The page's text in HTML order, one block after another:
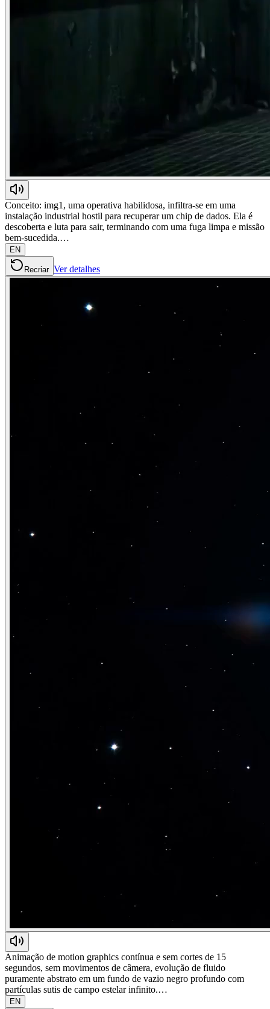
Conceito: img1, uma operativa habilidosa, infiltra-se em uma
instalação industrial hostil para recuperar um chip de dados. Ela é
descoberta e luta para sair, terminando com uma fuga limpa e missão
bem-sucedida.…
EN
Recriar Ver detalhes
Animação de motion graphics contínua e sem cortes de 15
segundos, sem movimentos de câmera, evolução de fluido
puramente abstrato em um fundo de vazio negro profundo com
partículas sutis de campo estelar infinito.…
EN